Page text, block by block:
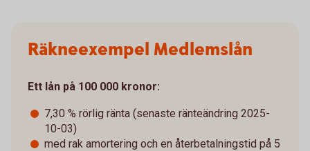
Räkneexempel Medlemslån
Ett lån på 100 000 kronor:
7,30 % rörlig ränta (senaste ränteändring 2025-
10-03)
med rak amortering och en återbetalningstid på 5